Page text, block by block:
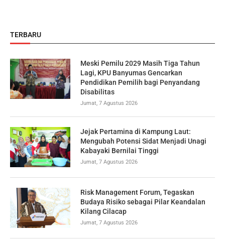
TERBARU
Meski Pemilu 2029 Masih Tiga Tahun
Lagi, KPU Banyumas Gencarkan
Pendidikan Pemilih bagi Penyandang
Disabilitas
Jumat, 7 Agustus 2026
Jejak Pertamina di Kampung Laut:
Mengubah Potensi Sidat Menjadi Unagi
Kabayaki Bernilai Tinggi
Jumat, 7 Agustus 2026
Risk Management Forum, Tegaskan
Budaya Risiko sebagai Pilar Keandalan
Kilang Cilacap
Jumat, 7 Agustus 2026